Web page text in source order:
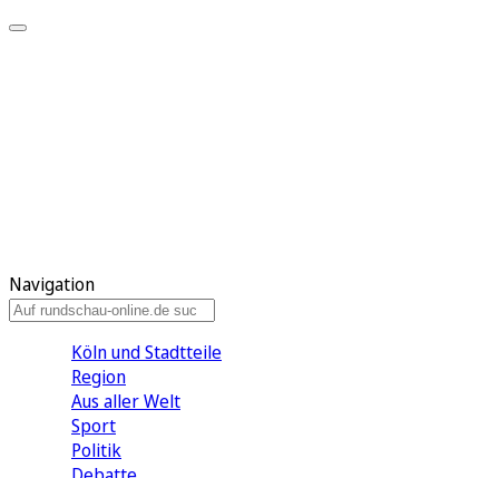
Navigation
Köln und Stadtteile
Region
Aus aller Welt
Sport
Politik